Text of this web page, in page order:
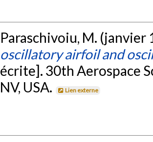
Paraschivoiu, M. (janvier
oscillatory airfoil and
écrite]. 30th Aerospace
NV, USA.
Lien externe